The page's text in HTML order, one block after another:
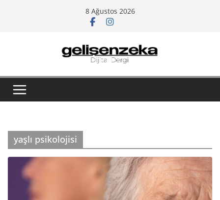
8 Ağustos 2026
yaşlı psikolojisi